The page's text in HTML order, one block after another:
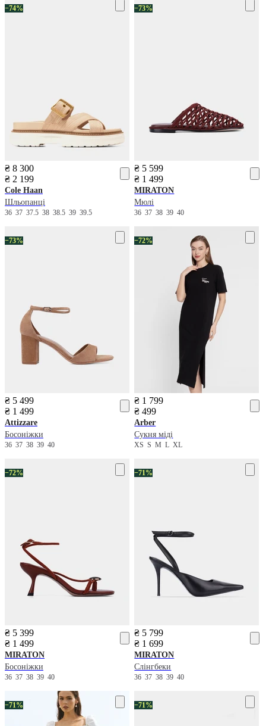
−74%
₴ 8 300
₴ 2 199
Cole Haan
Шльопанці
36 37 37.5 38 38.5 39 39.5
−73%
₴ 5 599
₴ 1 499
MIRATON
Мюлі
3637383940
−73%
₴ 5 499
₴ 1 499
Attizzare
Босоніжки
36 37 38 39 40
−72%
₴ 1 799
₴ 499
Arber
Сукня міді
XSSMLXL
−72%
₴ 5 399
₴ 1 499
MIRATON
Босоніжки
36 37 38 39 40
−71%
₴ 5 799
₴ 1 699
MIRATON
Слінгбеки
3637383940
−71% −71%